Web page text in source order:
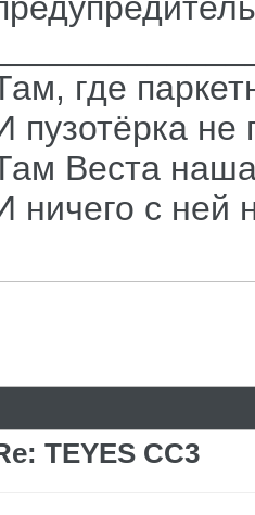
где
пузотёрка не
Веста
ничего с ней
TEYES CC3